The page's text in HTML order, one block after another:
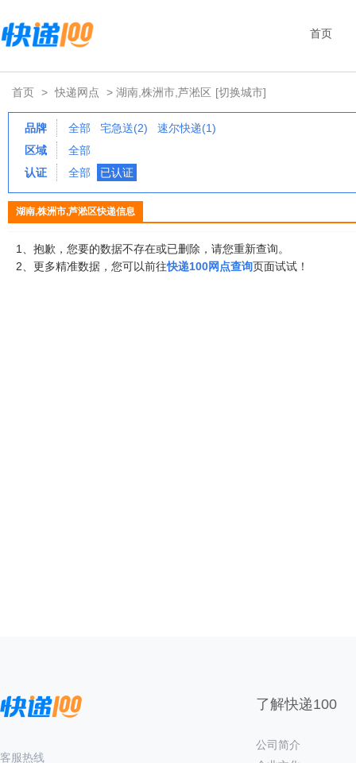
首页
首页 > 快递网点 > 湖南,株洲市,芦淞区 [切换城市]
品牌 全部 宅急送(2)
速尔快递(1)
区域
全部
认证
全部 已认证
湖南,株洲市,芦淞区快递信息
1、抱歉，您要的数据不存在或已删除，请您重新查询。
2、更多精准数据，您可以前往快递100网点查询页面试试！
客服热线
了解快递100
公司简介